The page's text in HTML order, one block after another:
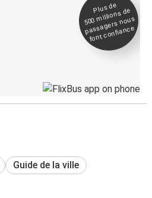
Plus de
500
millions de
passagers nous
font confiance
Guide de la ville